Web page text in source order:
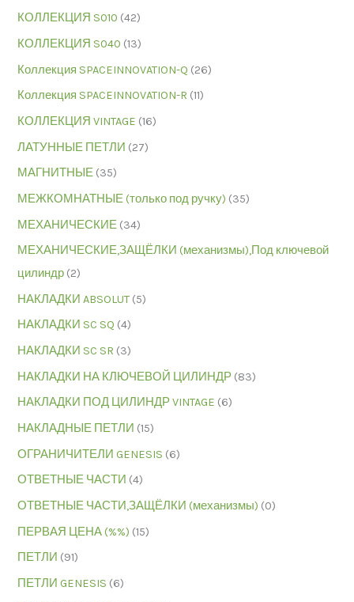
КОЛЛЕКЦИЯ S010 (42)
КОЛЛЕКЦИЯ S040 (13)
Коллекция SPACEINNOVATION-Q (26)
Коллекция SPACEINNOVATION-R (11)
КОЛЛЕКЦИЯ VINTAGE (16)
ЛАТУННЫЕ ПЕТЛИ (27)
МАГНИТНЫЕ (35)
МЕЖКОМНАТНЫЕ (только под ручку) (35)
МЕХАНИЧЕСКИЕ (34)
МЕХАНИЧЕСКИЕ,ЗАЩЁЛКИ (механизмы),Под ключевой
цилиндр (2)
НАКЛАДКИ ABSOLUT (5)
НАКЛАДКИ SC SQ (4)
НАКЛАДКИ SC SR (3)
НАКЛАДКИ НА КЛЮЧЕВОЙ ЦИЛИНДР (83)
НАКЛАДКИ ПОД ЦИЛИНДР VINTAGE (6)
НАКЛАДНЫЕ ПЕТЛИ (15)
ОГРАНИЧИТЕЛИ GENESIS (6)
ОТВЕТНЫЕ ЧАСТИ (4)
ОТВЕТНЫЕ ЧАСТИ,ЗАЩЁЛКИ (механизмы) (0)
ПЕРВАЯ ЦЕНА (%%) (15)
ПЕТЛИ (91)
ПЕТЛИ GENESIS (6)